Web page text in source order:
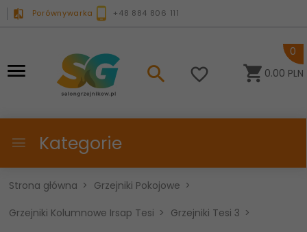
Porównywarka +48 884 806 111
0.00 PLN
0
Kategorie
Strona główna
Grzejniki Pokojowe
Grzejniki Kolumnowe Irsap Tesi
Grzejniki Tesi 3